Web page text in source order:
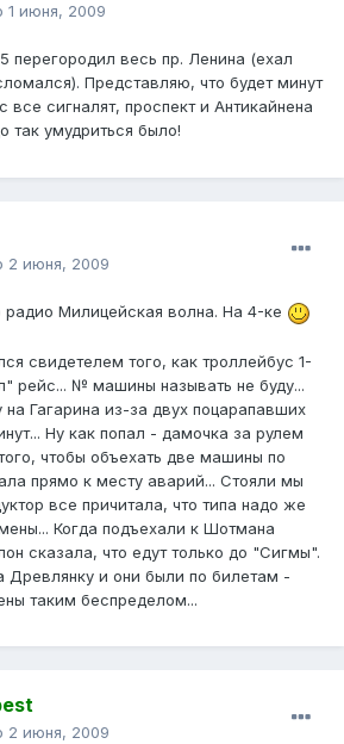
1 июня, 2009
перегородил весь пр. Ленина (ехал
Представляю, что будет минут
сигналят, проспект и Антикайнена
так умудриться было!
2 июня, 2009
радио Милицейская волна. На 4-ке
свидетелем того, как троллейбус 1-
рейс... № машины называть не буду...
Гагарина из-за двух поцарапавших
Ну как попал - дамочка за рулем
чтобы объехать две машины по
прямо к месту аварий... Стояли мы
все причитала, что типа надо же
Когда подъехали к Шотмана
сказала, что едут только до "Сигмы".
Древлянку и они были по билетам -
таким беспределом...
2 июня, 2009